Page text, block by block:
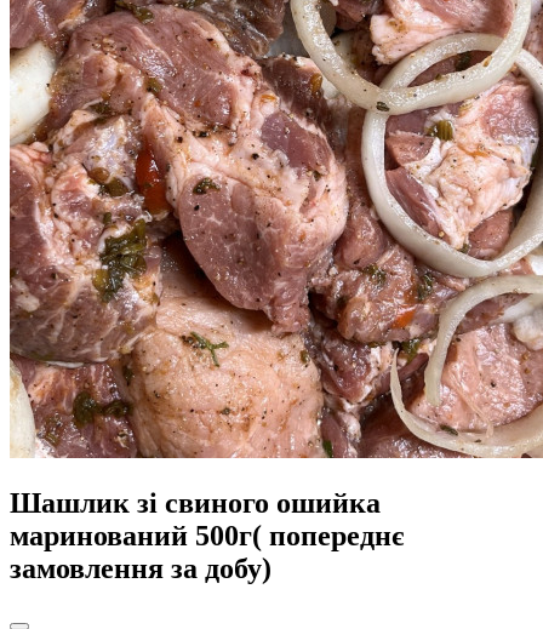
Шашлик зі свиного ошийка
маринований 500г( попереднє
замовлення за добу)